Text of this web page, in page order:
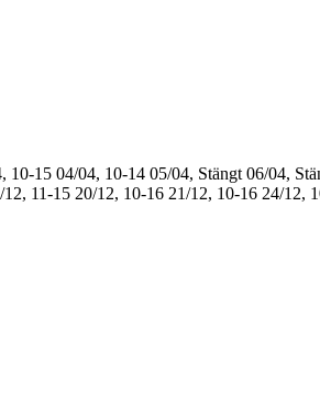
10-15 04/04, 10-14 05/04, Stängt 06/04,
12, 11-15 20/12, 10-16 21/12, 10-16 24/12,